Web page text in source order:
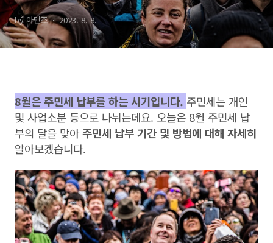
by 아민조 2023. 8. 8.
8월은 주민세 납부를 하는 시기입니다. 주민세는 개인
및 사업소분 등으로 나뉘는데요. 오늘은 8월 주민세 납
부의 달을 맞아주민세 납부 기간 및 방법에 대해 자세히
알아보겠습니다.